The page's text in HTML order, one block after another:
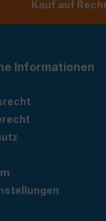
Kauf auf
Informationen